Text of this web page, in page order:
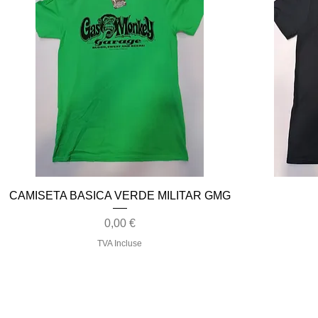
Aperçu rapide
CAMISETA BASICA VERDE MILITAR GMG
Prix
0,00 €
TVA Incluse